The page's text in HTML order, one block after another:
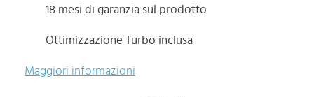
18 mesi di garanzia sul prodotto
Ottimizzazione Turbo inclusa
Maggiori informazioni